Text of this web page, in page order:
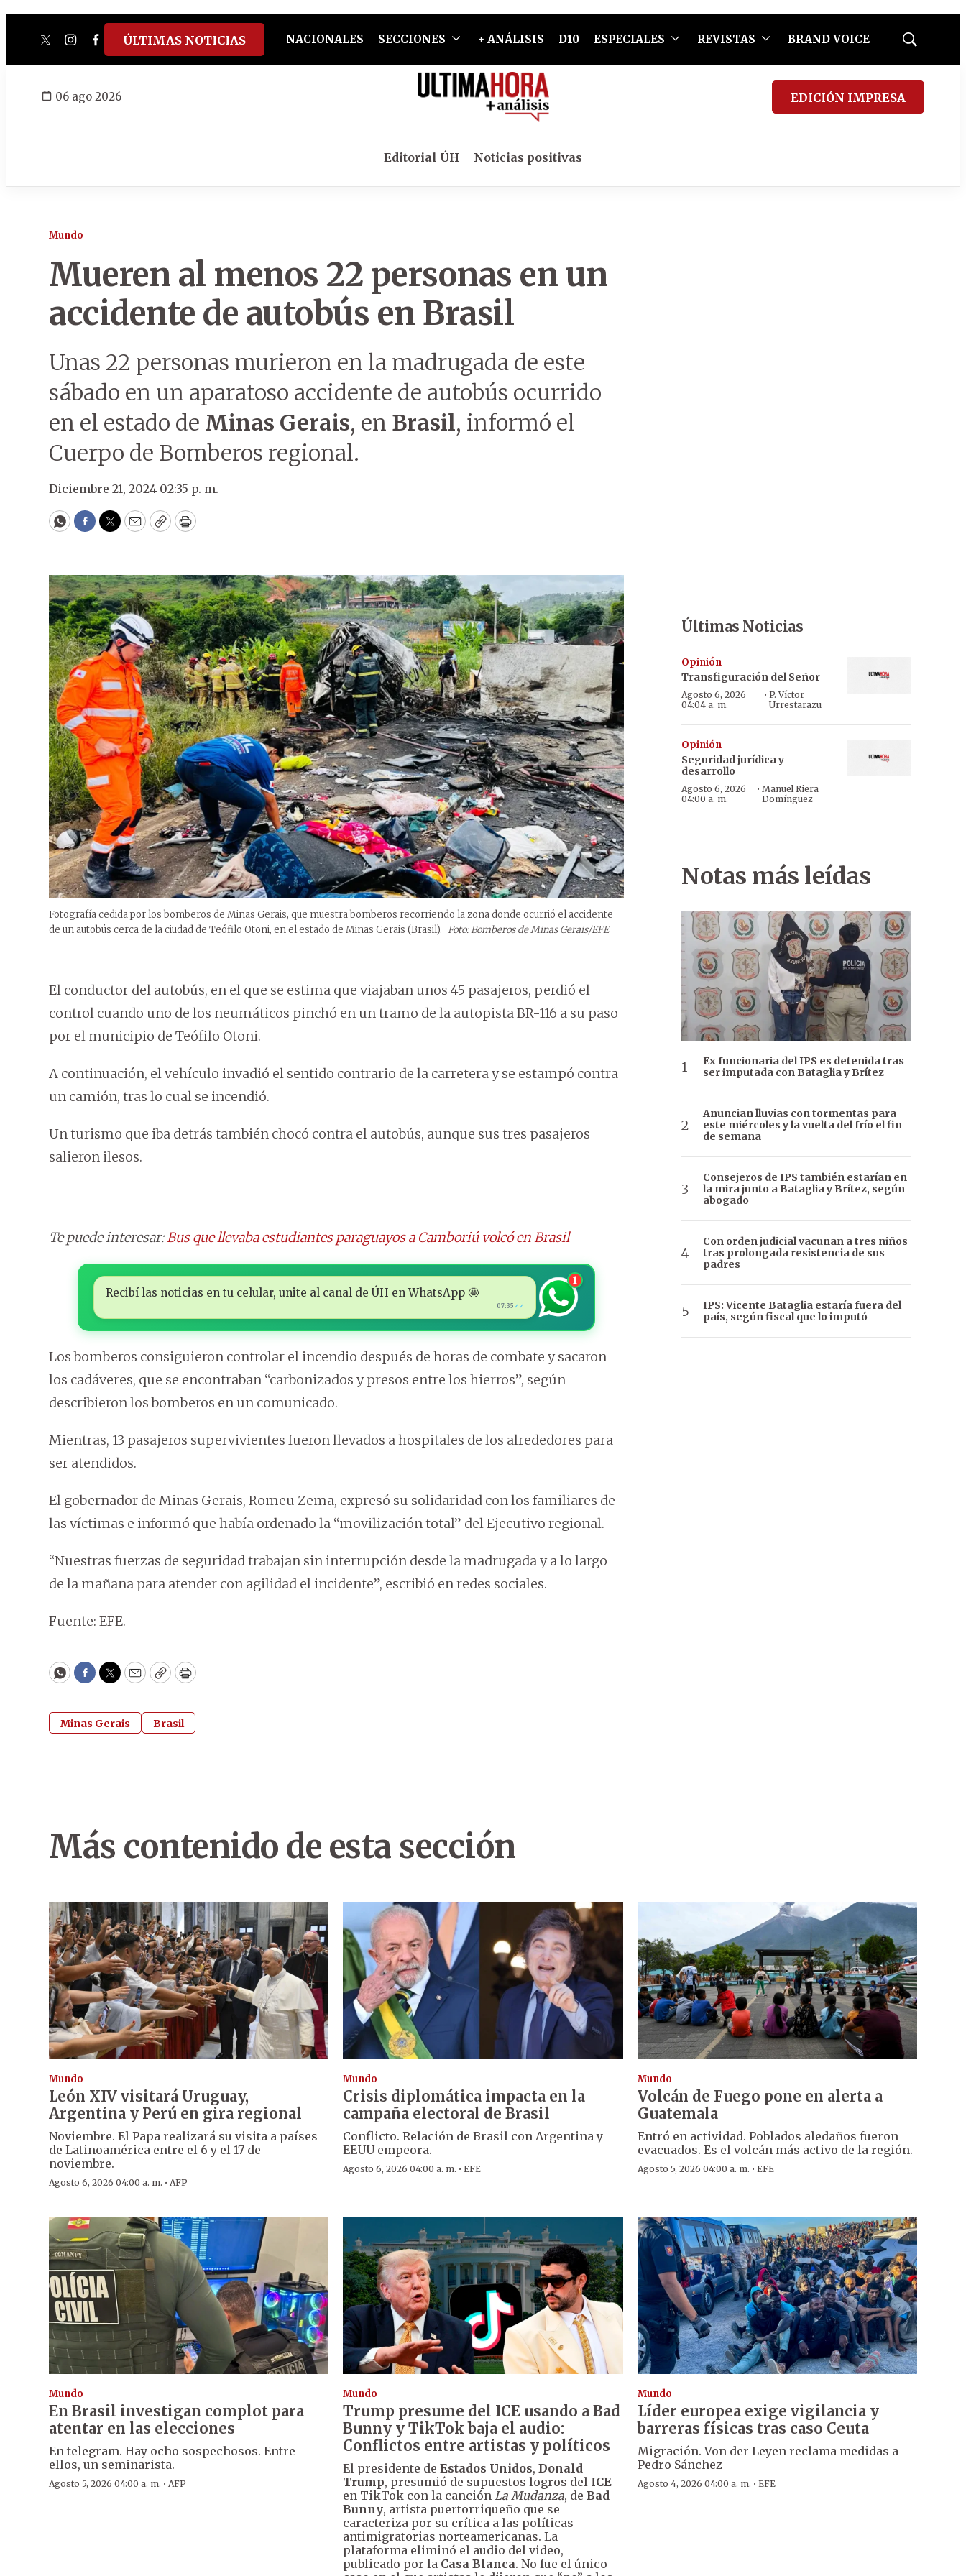
twitterinstagram
facebook
tiktokyoutube
spotify
ÚLTIMAS NOTICIAS NACIONALES SECCIONES + ANÁLISIS D10 ESPECIALES REVISTAS BRAND VOICE
Mostrar
06 ago 2026 EDICIÓN IMPRESA
Editorial ÚH Noticias positivas
Mundo
Mueren al menos 22 personas en un
accidente de autobús en Brasil
Unas 22 personas murieron en la madrugada de este
sábado en un aparatoso accidente de autobús ocurrido
en el estado de Minas Gerais, en Brasil, informó el
Cuerpo de Bomberos regional.
Diciembre 21, 2024 02:35 p. m.
WhatsApp
Facebook
Twitter
EmailCopyPrint
Fotografía cedida por los bomberos de Minas Gerais, que muestra bomberos recorriendo la zona donde ocurrió el accidente
de un autobús cerca de la ciudad de Teófilo Otoni, en el estado de Minas Gerais (Brasil). Foto: Bomberos de Minas Gerais/EFE
El conductor del autobús, en el que se estima que viajaban unos 45 pasajeros, perdió el
control cuando uno de los neumáticos pinchó en un tramo de la autopista BR-116 a su paso
por el municipio de Teófilo Otoni.
A continuación, el vehículo invadió el sentido contrario de la carretera y se estampó contra
un camión, tras lo cual se incendió.
Un turismo que iba detrás también chocó contra el autobús, aunque sus tres pasajeros
salieron ilesos.
Te puede interesar:Bus que llevaba estudiantes paraguayos a Camboriú volcó en Brasil
Recibí las noticias en tu celular, unite al canal de ÚH en WhatsApp 🤩
07:35 ✓✓
1
Los bomberos consiguieron controlar el incendio después de horas de combate y sacaron
los cadáveres, que se encontraban “carbonizados y presos entre los hierros”, según
describieron los bomberos en un comunicado.
Mientras, 13 pasajeros supervivientes fueron llevados a hospitales de los alrededores para
ser atendidos.
El gobernador de Minas Gerais, Romeu Zema, expresó su solidaridad con los familiares de
las víctimas e informó que había ordenado la “movilización total” del Ejecutivo regional.
“Nuestras fuerzas de seguridad trabajan sin interrupción desde la madrugada y a lo largo
de la mañana para atender con agilidad el incidente”, escribió en redes sociales.
Fuente: EFE.
WhatsApp
Facebook
Twitter
EmailCopyPrint
Minas Gerais Brasil
Últimas Noticias
Opinión
Transfiguración del Señor
Agosto 6, 2026
04:04 a. m.
· P. Víctor
Urrestarazu
Opinión
Seguridad jurídica y
desarrollo
Agosto 6, 2026
04:00 a. m.
· Manuel Riera
Domínguez
Notas más leídas
Ex funcionaria del IPS es detenida tras
ser imputada con Bataglia y Brítez
Anuncian lluvias con tormentas para
este miércoles y la vuelta del frío el fin
de semana
Consejeros de IPS también estarían en
la mira junto a Bataglia y Brítez, según
abogado
Con orden judicial vacunan a tres niños
tras prolongada resistencia de sus
padres
IPS: Vicente Bataglia estaría fuera del
país, según fiscal que lo imputó
Más contenido de esta sección
Mundo
León XIV visitará Uruguay,
Argentina y Perú en gira regional
Noviembre. El Papa realizará su visita a países
de Latinoamérica entre el 6 y el 17 de
noviembre.
Agosto 6, 2026 04:00 a. m. · AFP
Mundo
Crisis diplomática impacta en la
campaña electoral de Brasil
Conflicto. Relación de Brasil con Argentina y
EEUU empeora.
Agosto 6, 2026 04:00 a. m. ·EFE
Mundo
Volcán de Fuego pone en alerta a
Guatemala
Entró en actividad. Poblados aledaños fueron
evacuados. Es el volcán más activo de la región.
Agosto 5, 2026 04:00 a. m. · EFE
Mundo
En Brasil investigan complot para
atentar en las elecciones
En telegram. Hay ocho sospechosos. Entre
ellos, un seminarista.
Agosto 5, 2026 04:00 a. m. · AFP
Mundo
Trump presume del ICE usando a Bad
Bunny y TikTok baja el audio:
Conflictos entre artistas y políticos
El presidente deEstados Unidos,Donald
Trump, presumió de supuestos logros del ICE
en TikTok con la canción La Mudanza, deBad
Bunny, artista puertorriqueño que se
caracteriza por su crítica a las políticas
antimigratorias norteamericanas. La
plataforma eliminó el audio del video,
publicado por la Casa Blanca. No fue el único
Mundo
Líder europea exige vigilancia y
barreras físicas tras caso Ceuta
Migración. Von der Leyen reclama medidas a
Pedro Sánchez
Agosto 4, 2026 04:00 a. m. · EFE